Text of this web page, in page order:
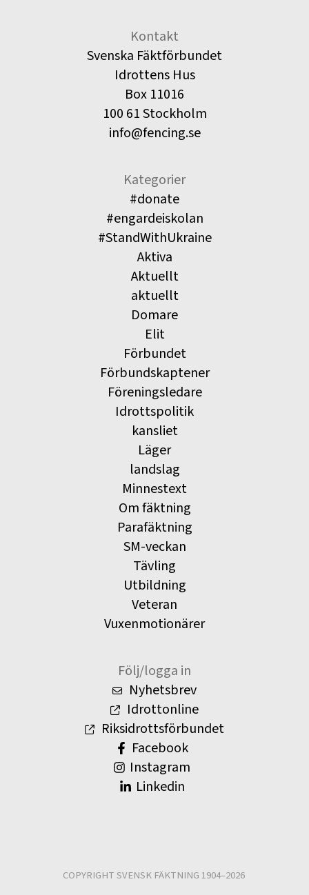
Kontakt
Svenska Fäktförbundet
Idrottens Hus
Box 11016
100 61 Stockholm
info@fencing.se
Kategorier
#donate
#engardeiskolan
#StandWithUkraine
Aktiva
Aktuellt
aktuellt
Domare
Elit
Förbundet
Förbundskaptener
Föreningsledare
Idrottspolitik
kansliet
Läger
landslag
Minnestext
Om fäktning
Parafäktning
SM-veckan
Tävling
Utbildning
Veteran
Vuxenmotionärer
Följ/logga in
Nyhetsbrev
Idrottonline
Riksidrottsförbundet
Facebook
Instagram
Linkedin
COPYRIGHT SVENSK FÄKTNING 1904–2026